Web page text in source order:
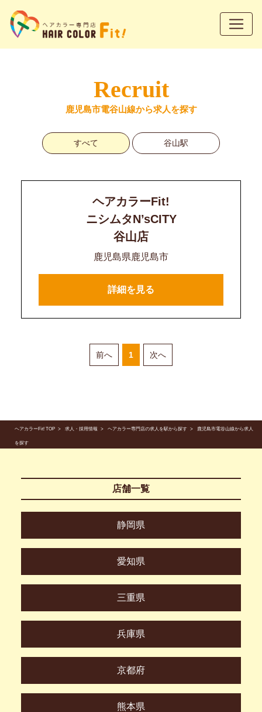
Recruit
鹿児島市電谷山線から求人を探す
すべて 谷山駅
ヘアカラーFit!
ニシムタN’sCITY
谷山店
鹿児島県鹿児島市
詳細を見る
前へ 1 次へ
ヘアカラーFit! TOP 求人・採用情報 ヘアカラー専門店の求人を駅から探す 鹿児島市電谷山線から求人
を探す
店舗一覧
静岡県
愛知県
三重県
兵庫県
京都府
熊本県